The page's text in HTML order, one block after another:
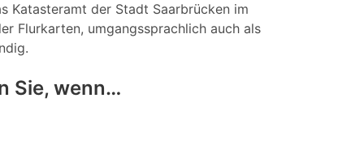
Katasteramt der Stadt Saarbrücken im
Flurkarten, umgangssprachlich auch als
Sie, wenn…